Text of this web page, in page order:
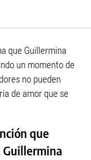
que Guillermina
un momento de
no pueden
de amor que se
que
Guillermina